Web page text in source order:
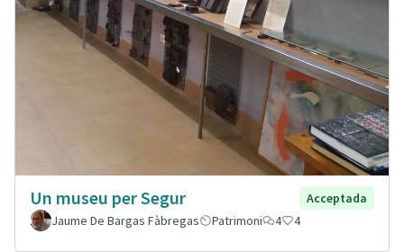
Un museu per Segur
Acceptada
Jaume De Bargas Fàbregas
Patrimoni 4 4